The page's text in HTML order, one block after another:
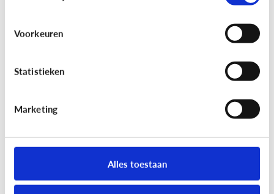
Voorkeuren
Statistieken
Marketing
Alles toestaan
[Online quiz]Waar is schermtijd